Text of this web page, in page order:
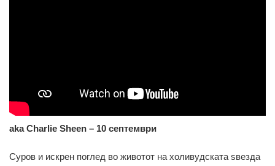
aka Charlie Sheen – 10 септември
Суров и искрен поглед во животот на холивудската ѕвезда